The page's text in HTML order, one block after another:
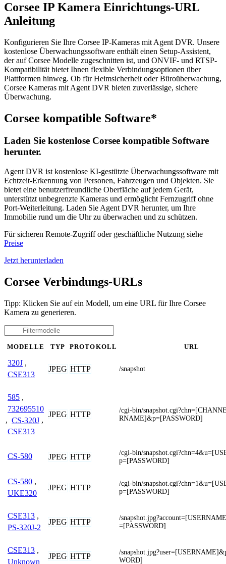
Corsee IP Kamera Einrichtungs-URL
Anleitung
Konfigurieren Sie Ihre Corsee IP-Kameras mit Agent DVR. Unsere
kostenlose Überwachungssoftware enthält einen Setup-Assistent,
der auf Corsee Modelle zugeschnitten ist, und ONVIF- und RTSP-
Kompatibilität bietet Ihnen flexible Verbindungsoptionen über
Plattformen hinweg. Ob für Heimsicherheit oder Büroüberwachung,
Corsee Kameras mit Agent DVR bieten zuverlässige, sichere
Überwachung.
Corsee kompatible Software*
Laden Sie kostenlose Corsee kompatible Software
herunter.
Agent DVR ist kostenlose KI-gestützte Überwachungssoftware mit
Echtzeit-Erkennung von Personen, Fahrzeugen und Objekten. Sie
bietet eine benutzerfreundliche Oberfläche auf jedem Gerät,
unterstützt unbegrenzte Kameras und ermöglicht Fernzugriff ohne
Port-Weiterleitung. Laden Sie Agent DVR herunter, um Ihre
Immobilie rund um die Uhr zu überwachen und zu schützen.
Für sicheren Remote-Zugriff oder geschäftliche Nutzung siehe
Preise
Jetzt herunterladen
Corsee Verbindungs-URLs
Tipp: Klicken Sie auf ein Modell, um eine URL für Ihre Corsee
Kamera zu generieren.
MODELLE TYP PROTOKOLL URL
320J ,
CSE313
JPEG HTTP /snapshot
585 ,
732695510
, CS-320J ,
CSE313
JPEG HTTP
/cgi-bin/
RNAME]&p=[PASSWORD]
CS-580 JPEG HTTP
/cgi-bin/
p=[PASSWORD]
CS-580 ,
UKE320
JPEG HTTP
/cgi-bin/
p=[PASSWORD]
CSE313 ,
PS-320J-2
JPEG HTTP
/
=[PASSWORD]
CSE313 ,
Unknown
JPEG HTTP
/
WORD]